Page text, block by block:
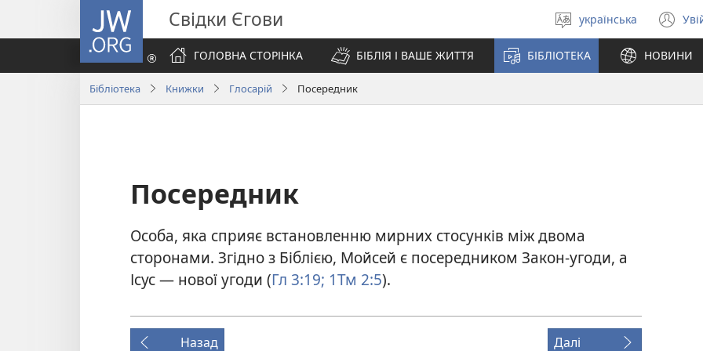
JW.ORG Свідки Єгови
Вибрати
мову
українська
у
ГОЛОВНА СТОРІНКА
БІБЛІЯ І ВАШЕ ЖИТТЯ БІБЛІОТЕКА НОВИНИ
Бібліотека Книжки Глосарій Посередник
Посередник
Особа, яка сприяє встановленню мирних стосунків між двома
сторонами. Згідно з Біблією, Мойсей є посередником Закон-угоди, а
Ісус — нової угоди (Гл 3:19; 1Тм 2:5).
Назад Далі